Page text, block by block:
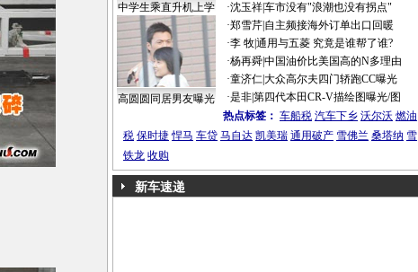
中学生乘直升机上学
高圆圆同居男友曝光
·沈玉祥|车市没有"浪潮也没有拐点"
·郑雪芹| 自主频接海外订单出口回暖
·李 牧|通用与五菱 究竟是谁帮了谁?
·杨再舜|中国油价比美国高的N多理由
·童济仁|大众高尔夫四门轿跑CC曝光
·是非|第四代本田CR-V描绘图曝光/图
热点标签： 车船税 汽车下乡 沃尔沃 燃油
税 保时捷 悍马 车贷 马自达 凯美瑞 通用破产 雪佛兰 桑塔纳 雪
铁龙 收购
新车速递